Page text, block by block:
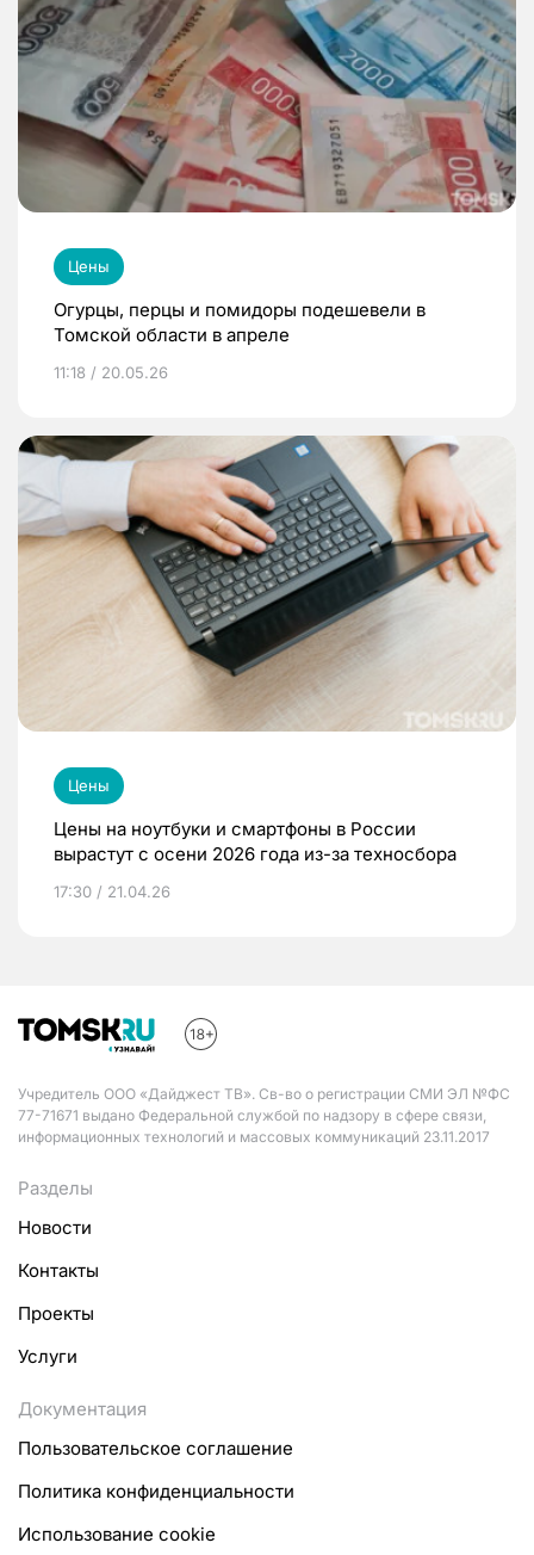
Цены
Огурцы, перцы и помидоры подешевели в
Томской области в апреле
11:18 / 20.05.26
Цены
Цены на ноутбуки и смартфоны в России
вырастут с осени 2026 года из-за техносбора
17:30 / 21.04.26
Учредитель ООО «Дайджест ТВ». Св-во о регистрации СМИ ЭЛ №ФС
77-71671 выдано Федеральной службой по надзору в сфере связи,
информационных технологий и массовых коммуникаций 23.11.2017
Разделы
Новости
Контакты
Проекты
Услуги
Документация
Пользовательское соглашение
Политика конфиденциальности
Использование cookie